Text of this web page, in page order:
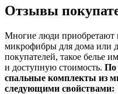
Отзывы
Многие люди приобретают
микрофибры для дома или
покупателей, такое белье
и доступную стоимость. По
спальные комплекты из
следующими свойствами: